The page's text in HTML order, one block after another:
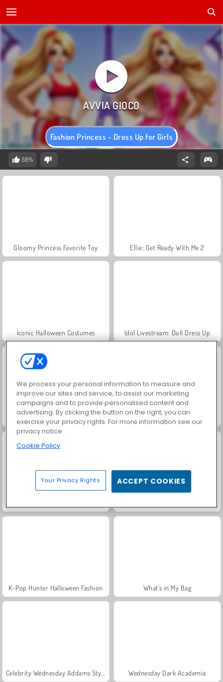
Fashion Princess - Dress Up for Girls
59%
Gloomy Princess Favorite Toy Ellie: Get Ready With Me 2
Iconic Halloween Costumes Idol Livestream: Doll Dress Up
Funny Heroes Emergency Fashion Makeover Dash
K-Pop Hunter Halloween Fashion What's in My Bag
Wednesday Dark Academia
We process your personal information to measure and
improve our sites and service, to assist our marketing
campaigns and to provide personalised content and
advertising. By clicking the button on the right, you can
exercise your privacy rights. For more information see our
privacy notice
Cookie Policy
Your Privacy Rights ACCEPT COOKIES